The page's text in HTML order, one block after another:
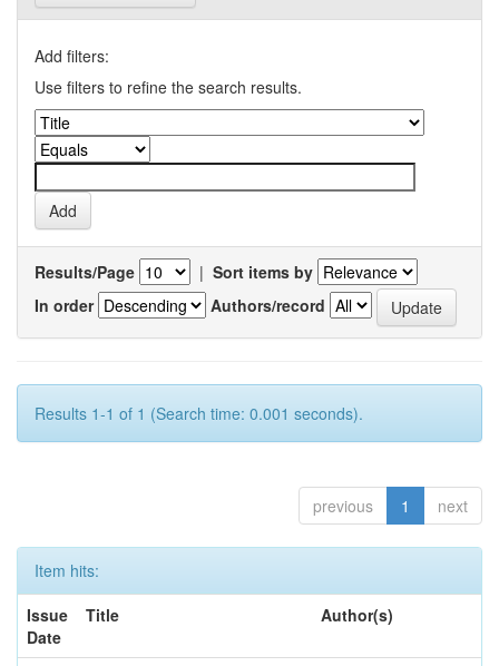
Add filters:
Use filters to refine the search results.
Results/Page | Sort items by
In order
Authors/record
Results 1-1 of 1 (Search time: 0.001 seconds).
previous 1 next
Item hits:
Issue
Date
Title Author(s)